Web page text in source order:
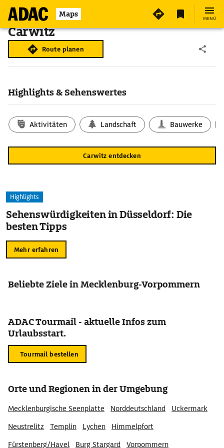
Maps MENÜ
Carwitz
Route planen
Highlights & Sehenswertes
Aktivitäten Landschaft Bauwerke
Carwitz entdecken
Highlights
Sehenswürdigkeiten in Düsseldorf: Die
besten Tipps
Mehr erfahren
Beliebte Ziele in Mecklenburg-Vorpommern
ADAC Tourmail - aktuelle Infos zum
Urlaubsstart.
Tourmail bestellen
Orte und Regionen in der Umgebung
Mecklenburgische Seenplatte Norddeutschland
Uckermark
Neustrelitz
Templin Lychen
Himmelpfort
Fürstenberg/Havel
Burg Stargard Vorpommern